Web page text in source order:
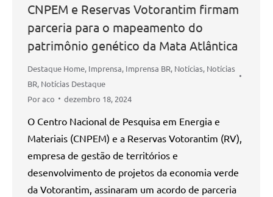
CNPEM e Reservas Votorantim firmam
parceria para o mapeamento do
patrimônio genético da Mata Atlântica
Destaque Home, Imprensa, Imprensa BR, Notícias, Notícias
BR, Notícias Destaque
Poraco dezembro 18, 2024
O Centro Nacional de Pesquisa em Energia e
Materiais (CNPEM) e a Reservas Votorantim (RV),
empresa de gestão de territórios e
desenvolvimento de projetos da economia verde
da Votorantim, assinaram um acordo de parceria